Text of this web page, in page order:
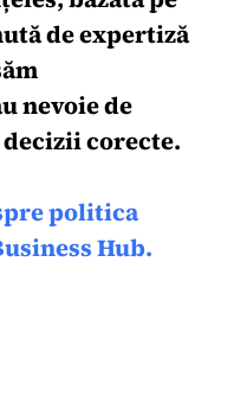
de expertiză
nevoie de
corecte.
politica
Hub.